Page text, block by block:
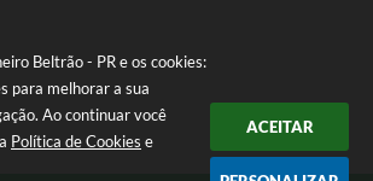
Beltrão - PR e os cookies:
para melhorar a sua
Ao continuar você
Política de Cookies e
ACEITAR